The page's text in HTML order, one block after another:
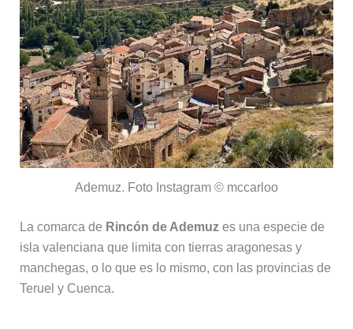
Ademuz. Foto Instagram © mccarloo
La comarca de Rincón de Ademuzes una especie de
isla valenciana que limita con tierras aragonesas y
manchegas, o lo que es lo mismo, con las provincias de
Teruel y Cuenca.